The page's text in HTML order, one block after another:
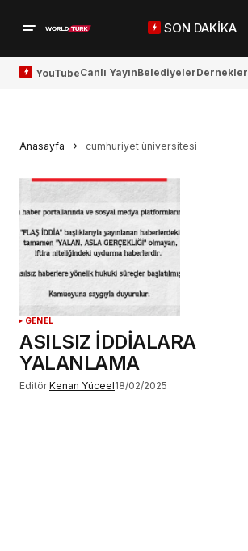
SON DAKİKA
YouTubeCanlı YayınBelediyelerDernekler
Anasayfa cumhuriyet üniversitesi
GENEL
ASILSIZ İDDİALARA
YALANLAMA
Editör Kenan Yüceel18/02/2025